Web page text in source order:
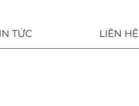
TỨC LIÊN HỆ